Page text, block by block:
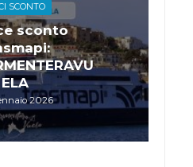
SCONTO
sconto
ELA
2026